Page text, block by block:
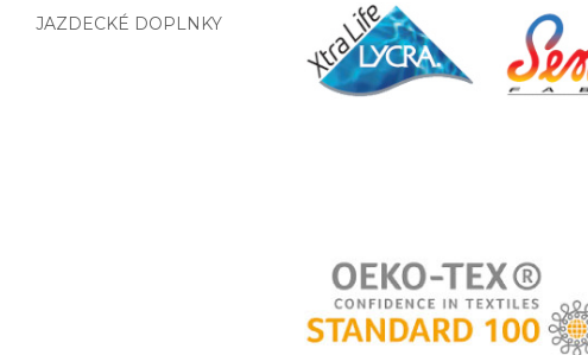
JAZDECKÉ DOPLNKY